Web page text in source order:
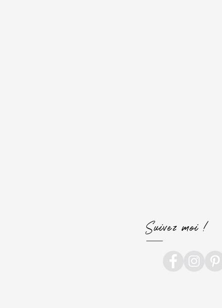
Suivez moi !